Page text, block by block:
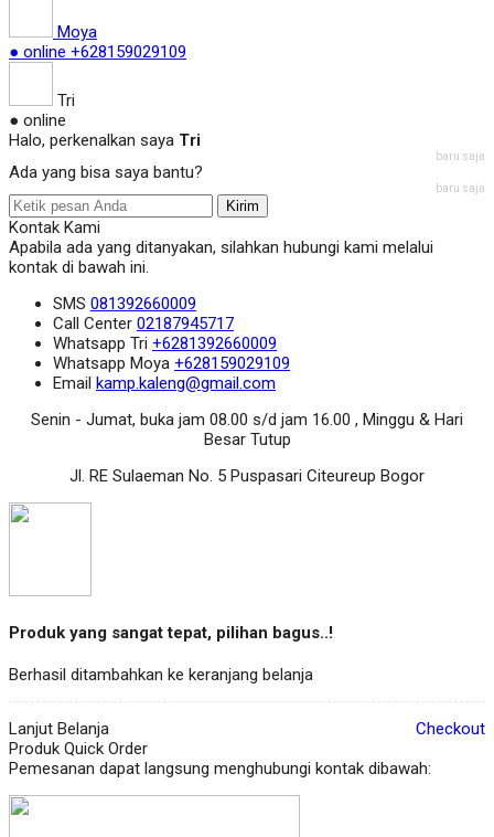
Moya
● online +628159029109
Tri
● online
Halo, perkenalkan saya Tri
baru saja
Ada yang bisa saya bantu?
baru saja
Kirim
Kontak Kami
Apabila ada yang ditanyakan, silahkan hubungi kami melalui
kontak di bawah ini.
SMS 081392660009
Call Center 02187945717
Whatsapp Tri +6281392660009
Whatsapp Moya +628159029109
Email kamp.kaleng@gmail.com
Senin - Jumat, buka jam 08.00 s/d jam 16.00 , Minggu & Hari
Besar Tutup
Jl. RE Sulaeman No. 5 Puspasari Citeureup Bogor
Produk yang sangat tepat, pilihan bagus..!
Berhasil ditambahkan ke keranjang belanja
Lanjut Belanja
Checkout
Produk Quick Order
Pemesanan dapat langsung menghubungi kontak dibawah: